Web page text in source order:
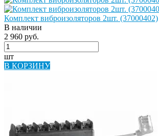
Комплект виброизоляторов 2шт. (37000402)
В наличии
2 960 руб.
шт
В КОРЗИНУ